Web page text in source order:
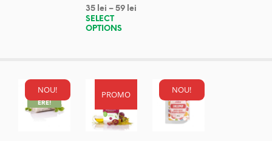
35 lei – 59 lei
SELECT
OPTIONS
NOU!
REDUC
ERE!
PROMO NOU!